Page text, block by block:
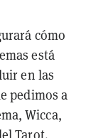
cómo
está
en las
pedimos a
Wicca,
Tarot.